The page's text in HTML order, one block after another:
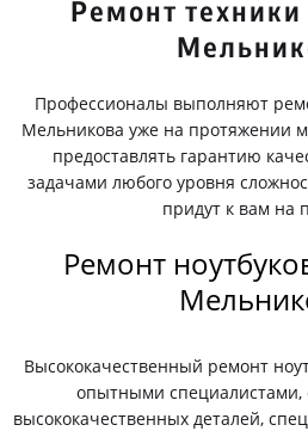
Ремонт
Профессионалы выполняют
Мельникова уже на протяжении
предоставлять гарантию
задачами любого уровня
придут к вам на
Ремонт
Высококачественный ремонт
опытными специалистами,
высококачественных деталей,